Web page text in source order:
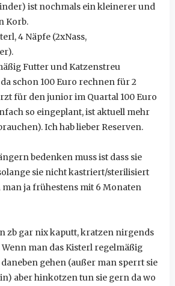
ist nochmals ein kleinerer und
Korb.
4 Näpfe (2xNass,
Futter und Katzenstreu
schon 100 Euro rechnen für 2
für den junior im Quartal 100 Euro
so eingeplant, ist aktuell mehr
Ich hab lieber Reserven.
bedenken muss ist dass sie
sie nicht kastriert/sterilisiert
man ja frühestens mit 6 Monaten
zb gar nix kaputt, kratzen nirgends
man das Kisterl regelmäßig
gehen (außer man sperrt sie
aber hinkotzen tun sie gern da wo